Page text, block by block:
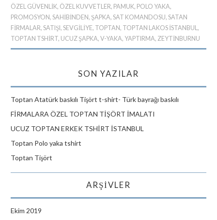
ÖZEL GÜVENLİK, ÖZEL KUVVETLER, PAMUK, POLO YAKA,
PROMOSYON,SAHİBİNDEN, ŞAPKA,SAT KOMANDOSU,SATAN
FİRMALAR,SATIŞI,SEVGİLİYE, TOPTAN, TOPTAN LAKOS ISTANBUL,
TOPTAN TSHIRT, UCUZ ŞAPKA,V-YAKA, YAPTIRMA, ZEYTINBURNU
SON YAZILAR
Toptan Atatürk baskılı Tişört t-shirt- Türk bayrağı baskılı
FİRMALARA ÖZEL TOPTAN TİŞÖRT İMALATI
UCUZ TOPTAN ERKEK TSHİRT İSTANBUL
Toptan Polo yaka tshirt
Toptan Tişört
ARŞIVLER
Ekim 2019